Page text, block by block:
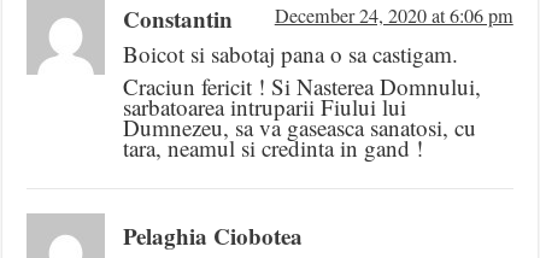
Constantin December 24, 2020 at 6:06 pm
Boicot si sabotaj pana o sa castigam.
Craciun fericit ! Si Nasterea Domnului,
sarbatoarea intruparii Fiului lui
Dumnezeu, sa va gaseasca sanatosi, cu
tara, neamul si credinta in gand !
Pelaghia Ciobotea